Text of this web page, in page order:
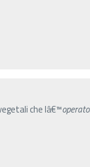
che lâ€™